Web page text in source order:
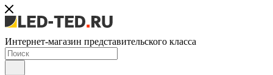
Интернет-магазин представительского класса